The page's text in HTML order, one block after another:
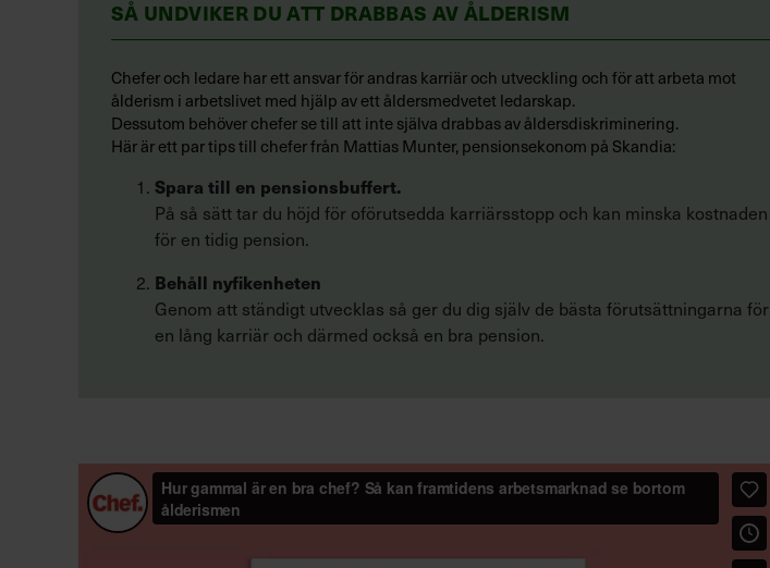
SÅ UNDVIKER DU ATT DRABBAS AV ÅLDERISM
Chefer och ledare har ett ansvar för andras karriär och utveckling och för att arbeta mot
ålderism i arbetslivet med hjälp av ett åldersmedvetet ledarskap.
Dessutom behöver chefer se till att inte själva drabbas av åldersdiskriminering.
Här är ett par tips till chefer från Mattias Munter, pensionsekonom på Skandia:
Spara till en pensionsbuffert.
På så sätt tar du höjd för oförutsedda karriärsstopp och kan minska kostnaden
för en tidig pension.
Behåll nyfikenheten
Genom att ständigt utvecklas så ger du dig själv de bästa förutsättningarna för
en lång karriär och därmed också en bra pension.